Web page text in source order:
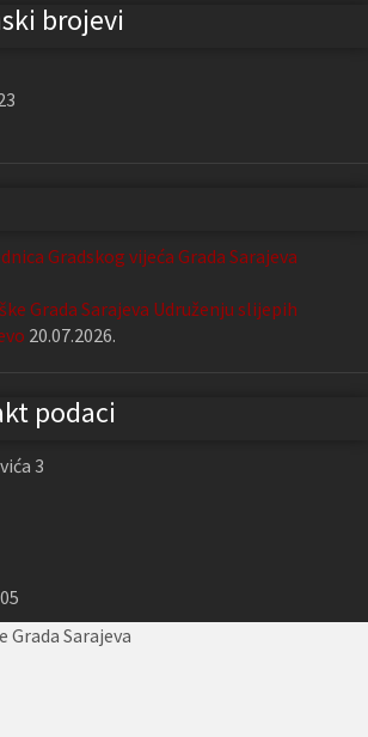
brojevi
Gradskog vijeća Grada Sarajeva
Grada Sarajeva Udruženju slijepih
20.07.2026.
podaci
3
Grada Sarajeva